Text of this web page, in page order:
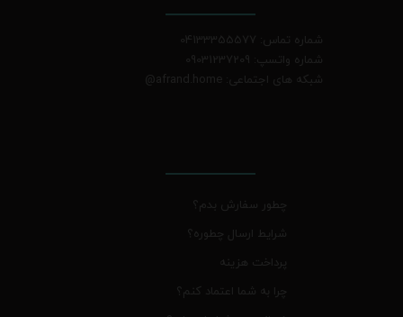
شماره تماس: 04133355577
شماره واتسپ: 09031237209
شبکه های اجتماعی: afrand.home
@
چطور سفارش بدم؟
شرایط ارسال چطوره؟
پرداخت هزینه
چرا به شما اعتماد کنم؟